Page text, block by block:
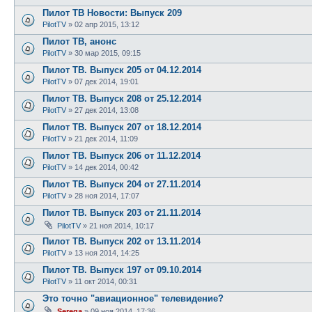
Пилот ТВ Новости: Выпуск 209
PilotTV » 02 апр 2015, 13:12
Пилот ТВ, анонс
PilotTV » 30 мар 2015, 09:15
Пилот ТВ. Выпуск 205 от 04.12.2014
PilotTV » 07 дек 2014, 19:01
Пилот ТВ. Выпуск 208 от 25.12.2014
PilotTV » 27 дек 2014, 13:08
Пилот ТВ. Выпуск 207 от 18.12.2014
PilotTV » 21 дек 2014, 11:09
Пилот ТВ. Выпуск 206 от 11.12.2014
PilotTV » 14 дек 2014, 00:42
Пилот ТВ. Выпуск 204 от 27.11.2014
PilotTV » 28 ноя 2014, 17:07
Пилот ТВ. Выпуск 203 от 21.11.2014
PilotTV » 21 ноя 2014, 10:17
Пилот ТВ. Выпуск 202 от 13.11.2014
PilotTV » 13 ноя 2014, 14:25
Пилот ТВ. Выпуск 197 от 09.10.2014
PilotTV » 11 окт 2014, 00:31
Это точно "авиационное" телевидение?